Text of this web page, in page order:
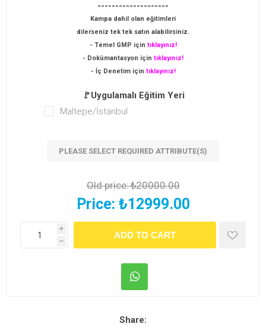
--------------------
Kampa dahil olan eğitimleri
dilerseniz tek tek satın alabilirsiniz.
- Temel GMP için tıklayınız!
- Dokümantasyon için tıklayınız!
- İç Denetim için tıklayınız!
🚩Uygulamalı Eğitim Yeri
Maltepe/İstanbul
PLEASE SELECT REQUIRED ATTRIBUTE(S)
Old price:₺20000.00
Price: ₺12999.00
i
h
Share: